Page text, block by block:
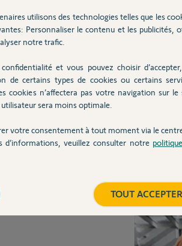
Programme SMART ne fonctionne pas sur
Tahoma
Erreur
utilisons des technologies telles que les
Personnaliser le contenu et les publicités,
notre trafic.
et vous pouvez choisir
de certains types de cookies ou certains
cookies n’affectera pas votre navigation sur le
sera moins optimale.
votre consentement à tout moment via le
d’informations, veuillez consulter notre
TOUT ACCEPTER